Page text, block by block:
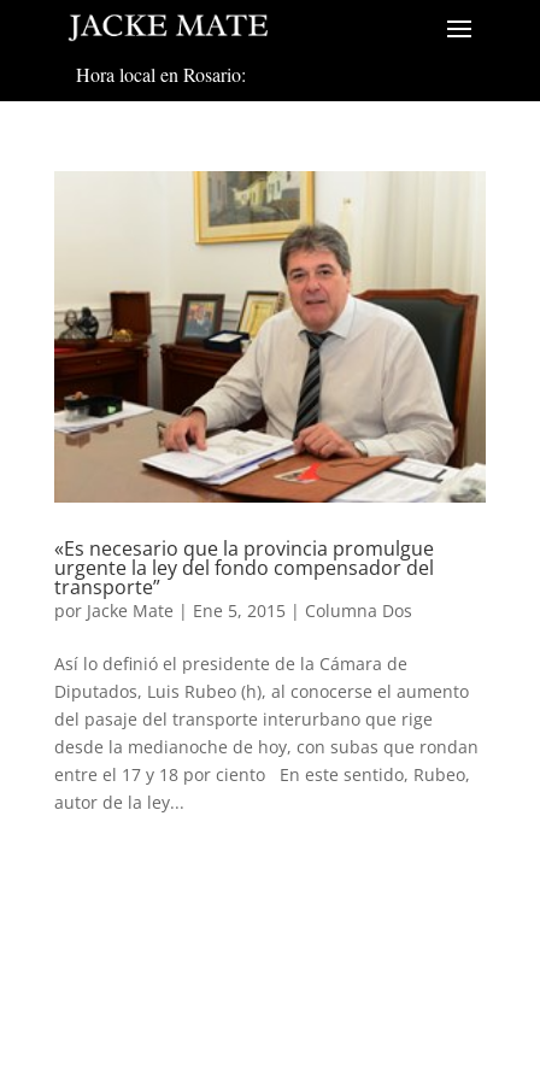
Hora local en Rosario:
«Es necesario que la provincia promulgue
urgente la ley del fondo compensador del
transporte”
por Jacke Mate | Ene 5, 2015| Columna Dos
Así lo definió el presidente de la Cámara de
Diputados, Luis Rubeo (h), al conocerse el aumento
del pasaje del transporte interurbano que rige
desde la medianoche de hoy, con subas que rondan
entre el 17 y 18 por ciento En este sentido, Rubeo,
autor de la ley...